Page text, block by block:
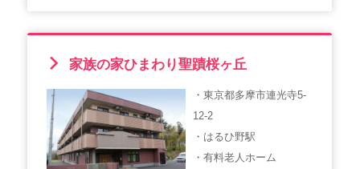
家族の家ひまわり聖蹟桜ヶ丘
・東京都多摩市連光寺5-
12-2
・はるひ野駅
・有料老人ホーム